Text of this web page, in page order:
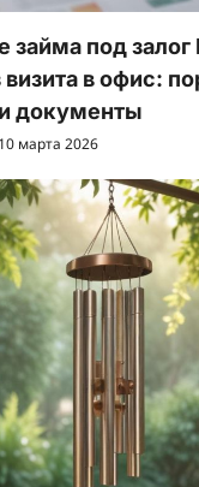
под залог
визита в офис:
документы
10 марта 2026